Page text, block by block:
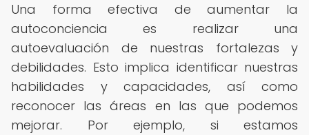
Una forma efectiva de aumentar la
autoconciencia es realizar una
autoevaluación de nuestras fortalezas y
debilidades. Esto implica identificar nuestras
habilidades y capacidades, así como
reconocer las áreas en las que podemos
mejorar. Por ejemplo, si estamos